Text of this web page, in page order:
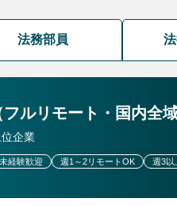
法務部員
ルリモート・国内全
企業
経験歓迎 週1～2リモートOK 週3以